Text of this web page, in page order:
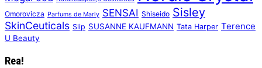
Omorovicza Parfums de Marly SENSAI Shiseido Sisley
SkinCeuticals Slip SUSANNE KAUFMANN Tata Harper Terence
U Beauty
Rea!